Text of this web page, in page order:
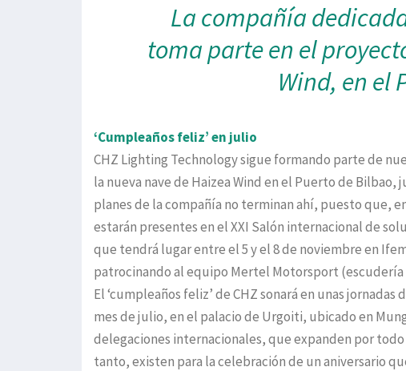
La compañía
toma parte en el
Wind, en el
‘Cumpleaños feliz’ en julio
CHZ Lighting Technology sigue formando parte de
la nueva nave de Haizea Wind en el Puerto de Bilbao,
planes de la compañía no terminan ahí, puesto que,
estarán presentes en el XXI Salón internacional de
que tendrá lugar entre el 5 y el 8 de noviembre en
patrocinando al equipo Mertel Motorsport (escudería
El ‘cumpleaños feliz’ de CHZ sonará en unas
mes de julio, en el palacio de Urgoiti, ubicado en
delegaciones internacionales, que expanden por
tanto, existen para la celebración de un aniversario